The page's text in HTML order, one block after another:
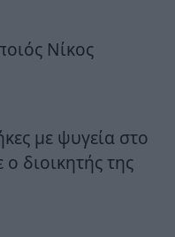
Νίκος
με ψυγεία στο
διοικητής της